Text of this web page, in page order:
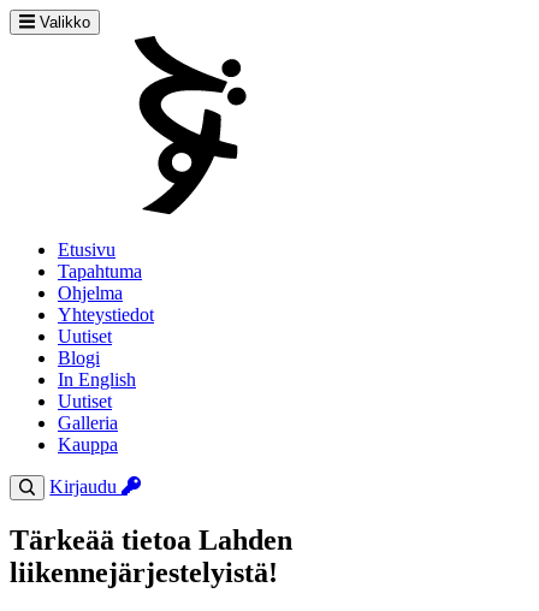
Valikko
Etusivu
Tapahtuma
Ohjelma
Yhteystiedot
Uutiset
Blogi
In English
Uutiset
Galleria
Kauppa
Kirjaudu
Tärkeää tietoa Lahden
liikennejärjestelyistä!